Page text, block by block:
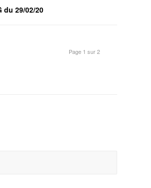
du 29/02/20
Page 1 sur 2